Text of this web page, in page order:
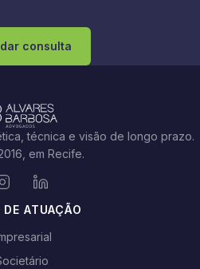
consulta
técnica e visão de longo prazo.
em Recife.
DE ATUAÇÃO